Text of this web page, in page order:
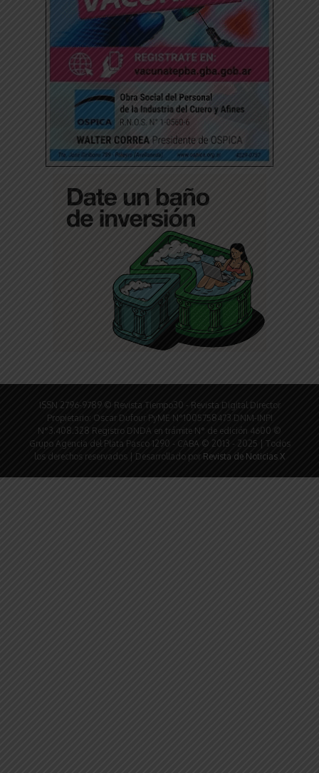
ISSN 2796-9789 © Revista Tiempo30 - Revista Digital Director
Propietario: Oscar Dufour PyME N°1005758473 DNM-INPI
N°3.408.328 Registro DNDA en trámite N° de edición 4600 ©
Grupo Agencia del Plata Pasco 1290 - CABA © 2013 - 2025 | Todos
los derechos reservados | Desarrollado por Revista de Noticias X